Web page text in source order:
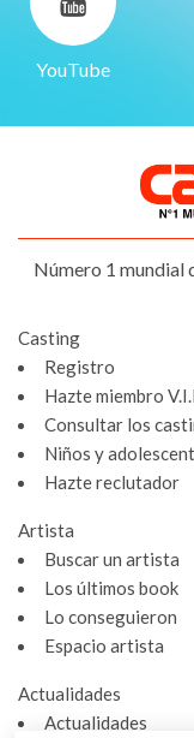
YouTube
Número 1 mundial
Casting
Registro
Hazte miembro
Consultar los
Niños y
Hazte reclutador
Artista
Buscar un artista
Los últimos book
Lo conseguieron
Espacio artista
Actualidades
Actualidades